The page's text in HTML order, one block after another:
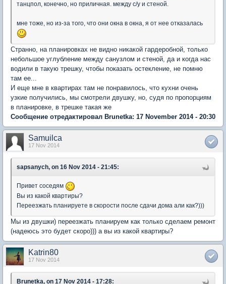
танцпол, конечно, но приличная. между с/у и стеной.
мне тоже, но из-за того, что они окна в окна, я от нее отказалась
Странно, на планировках не видно никакой гардеробной, только
небольшое углубление между санузлом и стеной, да и когда нас
водили в такую трешку, чтобы показать остекление, не помню
там ее...
И еще мне в квартирах там не понравилось, что кухни очень
узкие получились, мы смотрели двушку, но, судя по пропорциям
в планировке, в трешке такая же
Сообщение отредактировал Brunetka: 17 November 2014 - 20:30
Samuilca
17 Nov 2014
sapsanych, on 16 Nov 2014 - 21:45:
Привет соседям
Вы из какой квартиры?
Переезжать планируете в скорости после сдачи дома али как?)))
Мы из двушки) переезжать планируем как только сделаем ремонт
(надеюсь это будет скоро))) а вы из какой квартиры?
Katrin80
17 Nov 2014
Brunetka, on 17 Nov 2014 - 17:28: